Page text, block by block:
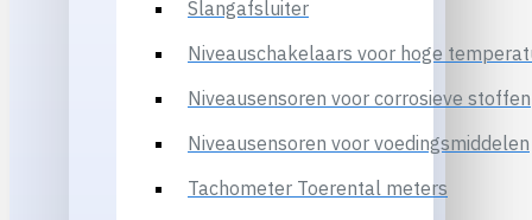
Slangafsluiter
Niveauschakelaars voor hoge
Niveausensoren voor corrosieve stoffen
Niveausensoren voor voedingsmiddelen
Tachometer Toerental meters